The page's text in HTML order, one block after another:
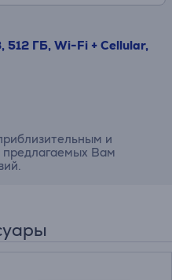
512 ГБ, Wi-Fi + Cellular,
и
предлагаемых Вам